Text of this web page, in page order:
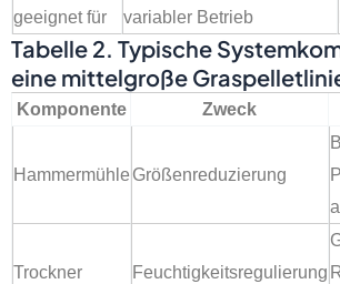
geeignet für variabler Betrieb
Tabelle 2. Typische
eine mittelgroße
Komponente Zweck
Hammermühle Größenreduzierung
Trockner Feuchtigkeitsregulierung